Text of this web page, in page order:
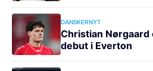
DANSKERNYT
Christian
debut i Everton